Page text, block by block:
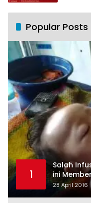
Popular Posts
1
Salah
ini
28 April 2016